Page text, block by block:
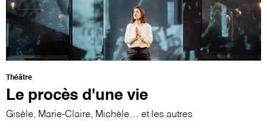
Théâtre
Le procès d'une vie
Gisèle, Marie-Claire, Michèle… et les autres